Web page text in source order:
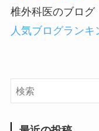
椎外科医のブログ
人気ブログランキ